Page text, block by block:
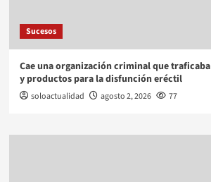
Sucesos
Cae una organización criminal que
y productos para la disfunción eréctil
soloactualidad agosto 2, 2026 77